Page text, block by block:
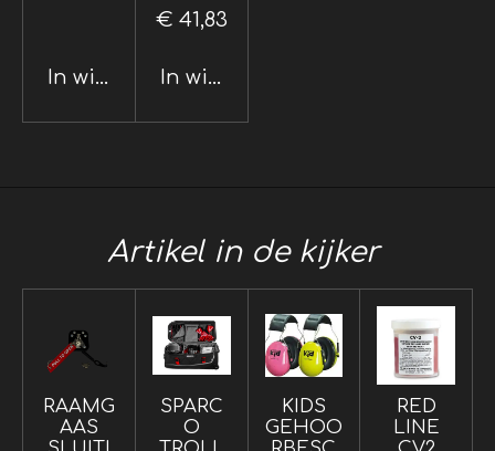
In winkelwagen
€ 41,83
In winkelwagen
Artikel in de kijker
RAAMG
AAS
SPARC
O
KIDS
GEHOO
RED
LINE